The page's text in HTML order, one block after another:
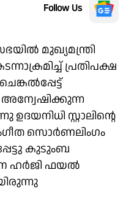
Follow Us
മുഖ്യമന്ത്രി
പ്രതിപക്ഷ
സ്റ്റാലിൻ്റെ
സൊർണലിംഗം
കുടുംബ
ഹർജി ഫയൽ